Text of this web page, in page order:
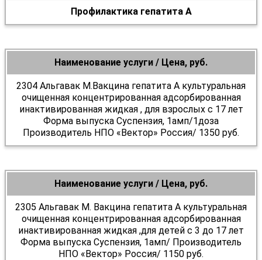
Профилактика гепатита А
Наименование услуги / Цена, руб.
2304 Альгавак М.Вакцина гепатита А культуральная
очищенная концентрированная адсорбированная
инактивированная жидкая , для взрослых с 17 лет
Форма выпуска Суспензия, 1амп/1доза
Производитель НПО «Вектор» Россия/ 1350 руб.
Наименование услуги / Цена, руб.
2305 Альгавак М. Вакцина гепатита А культуральная
очищенная концентрированная адсорбированная
инактивированная жидкая ,для детей с 3 до 17 лет
Форма выпуска Суспензия, 1амп/ Производитель
НПО «Вектор» Россия/ 1150 руб.